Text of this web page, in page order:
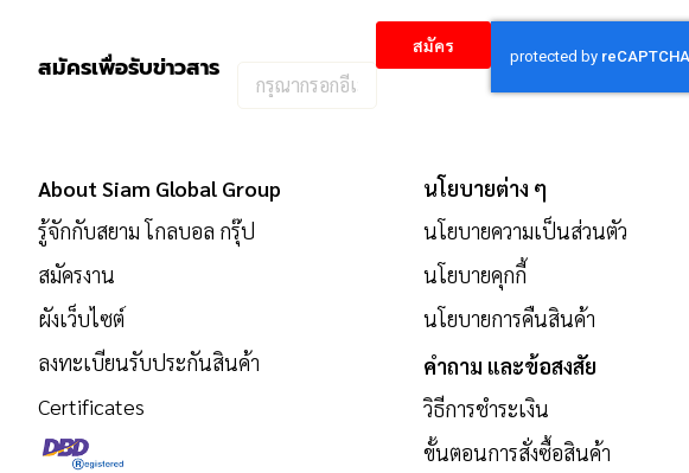
สมัครเพื่อรับข่าวสาร
กรอก
รับ
ข่าวสาร:
สมัคร
About Siam Global Group
รู้จักกับสยาม โกลบอล กรุ๊ป
สมัครงาน
ผังเว็บไซต์
ลงทะเบียนรับประกันสินค้า
Certificates
นโยบายต่าง ๆ
นโยบายความเป็นส่วนตัว
นโยบายคุกกี้
นโยบายการคืนสินค้า
คำถาม และข้อสงสัย
วิธีการชำระเงิน
ขั้นตอนการสั่งซื้อสินค้า